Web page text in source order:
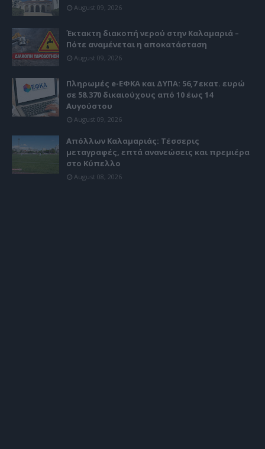
August 09, 2026
Έκτακτη διακοπή νερού στην Καλαμαριά –
Πότε αναμένεται η αποκατάσταση
August 09, 2026
Πληρωμές e-ΕΦΚΑ και ΔΥΠΑ: 56,7 εκατ. ευρώ
σε 58.370 δικαιούχους από 10 έως 14
Αυγούστου
August 09, 2026
Απόλλων Καλαμαριάς: Τέσσερις
μεταγραφές, επτά ανανεώσεις και πρεμιέρα
στο Κύπελλο
August 08, 2026